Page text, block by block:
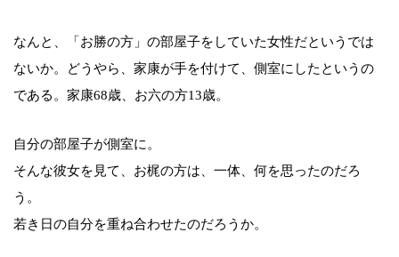
なんと、「お勝の方」の部屋子をしていた女性だというでは
ないか。どうやら、家康が手を付けて、側室にしたというの
である。家康68歳、お六の方13歳。
自分の部屋子が側室に。
そんな彼女を見て、お梶の方は、一体、何を思ったのだろ
う。
若き日の自分を重ね合わせたのだろうか。